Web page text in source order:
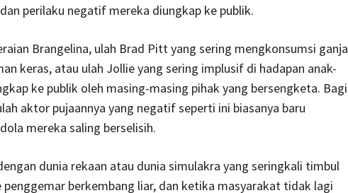
perilaku negatif mereka diungkap ke publik.
Brangelina, ulah Brad Pitt yang sering mengkonsumsi ganja
keras, atau ulah Jollie yang sering implusif di hadapan anak-
ke publik oleh masing-masing pihak yang bersengketa. Bagi
aktor pujaannya yang negatif seperti ini biasanya baru
mereka saling berselisih.
dunia rekaan atau dunia simulakra yang seringkali timbul
berkembang liar, dan ketika masyarakat tidak lagi